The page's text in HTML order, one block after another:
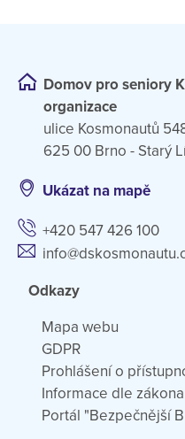
Domov pro seniory
organizace
ulice Kosmonautů
625 00 Brno - Starý
Ukázat na mapě
+420 547 426 100
Odkazy
Mapa webu
GDPR
Prohlášení o
Informace dle
Portál "Bezpečnější